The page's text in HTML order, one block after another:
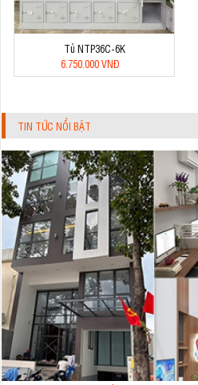
Tủ NTP36C-6K
6.750.000 VNĐ
TIN TỨC NỔI BẬT